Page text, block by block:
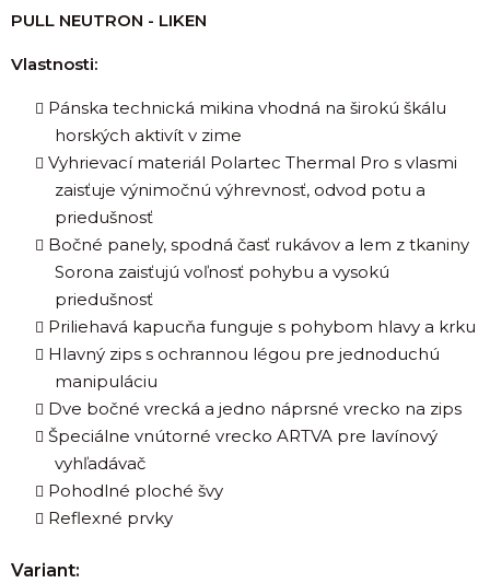
PULL NEUTRON - LIKEN
Vlastnosti:
Pánska technická mikina vhodná na širokú škálu
horských aktivít v zime
Vyhrievací materiál Polartec Thermal Pro s vlasmi
zaisťuje výnimočnú výhrevnosť, odvod potu a
priedušnosť
Bočné panely, spodná časť rukávov a lem z tkaniny
Sorona zaisťujú voľnosť pohybu a vysokú
priedušnosť
Priliehavá kapucňa funguje s pohybom hlavy a krku
Hlavný zips s ochrannou légou pre jednoduchú
manipuláciu
Dve bočné vrecká a jedno náprsné vrecko na zips
Špeciálne vnútorné vrecko ARTVA pre lavínový
vyhľadávač
Pohodlné ploché švy
Reflexné prvky
Variant: